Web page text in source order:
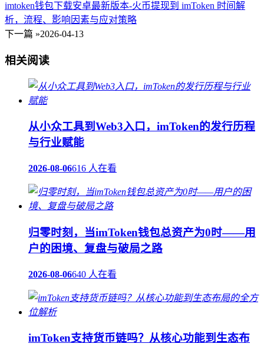
imtoken钱包下载安卓最新版本-火币提现到 imToken 时间解
析，流程、影响因素与应对策略
下一篇 »2026-04-13
相关阅读
从小众工具到Web3入口，imToken的发行历程
与行业赋能
2026-08-06616 人在看
归零时刻，当imToken钱包总资产为0时——用
户的困境、复盘与破局之路
2026-08-06640 人在看
imToken支持货币链吗？从核心功能到生态布